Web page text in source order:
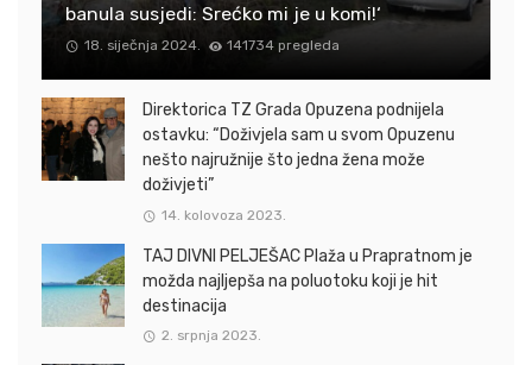
banula susjedi: Srećko mi je u komi!‘
18. siječnja 2024. 141734 pregleda
Direktorica TZ Grada Opuzena podnijela
ostavku: “Doživjela sam u svom Opuzenu
nešto najružnije što jedna žena može
doživjeti”
14. kolovoza 2023.
TAJ DIVNI PELJEŠAC Plaža u Prapratnom je
možda najljepša na poluotoku koji je hit
destinacija
2. srpnja 2023.